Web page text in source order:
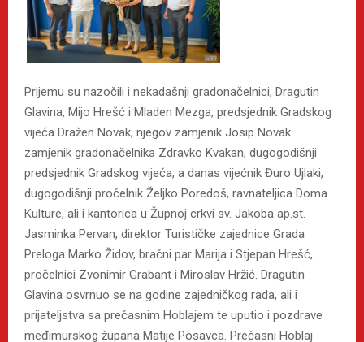
Prijemu su nazočili i nekadašnji gradonačelnici, Dragutin
Glavina, Mijo Hrešć i Mladen Mezga, predsjednik Gradskog
vijeća Dražen Novak, njegov zamjenik Josip Novak
zamjenik gradonačelnika Zdravko Kvakan, dugogodišnji
predsjednik Gradskog vijeća, a danas vijećnik Đuro Ujlaki,
dugogodišnji pročelnik Željko Poredoš, ravnateljica Doma
Kulture, ali i kantorica u Župnoj crkvi sv. Jakoba ap.st.
Jasminka Pervan, direktor Turističke zajednice Grada
Preloga Marko Židov, bračni par Marija i Stjepan Hrešć,
pročelnici Zvonimir Grabant i Miroslav Hržić. Dragutin
Glavina osvrnuo se na godine zajedničkog rada, ali i
prijateljstva sa prečasnim Hoblajem te uputio i pozdrave
međimurskog župana Matije Posavca. Prečasni Hoblaj